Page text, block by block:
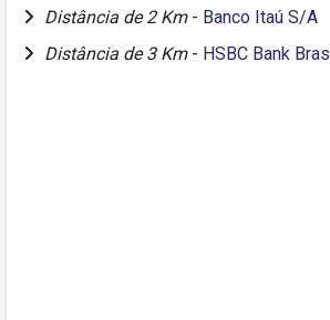
Distância de 2 Km - Banco Itaú S/A
Distância de 3 Km - HSBC Bank